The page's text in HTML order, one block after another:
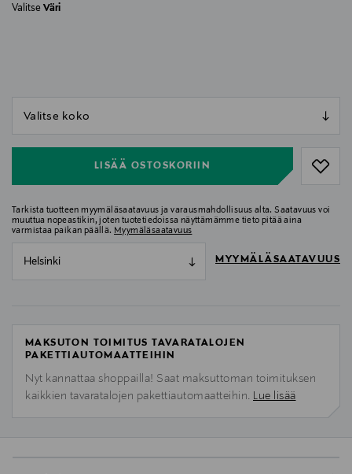
Valitse Väri
LISÄÄ OSTOSKORIIN
Tarkista tuotteen myymäläsaatavuus ja varausmahdollisuus alta. Saatavuus voi
muuttua nopeastikin, joten tuotetiedoissa näyttämämme tieto pitää aina
varmistaa paikan päällä. Myymäläsaatavuus
Helsinki MYYMÄLÄSAATAVUUS
MAKSUTON TOIMITUS TAVARATALOJEN
PAKETTIAUTOMAATTEIHIN
Nyt kannattaa shoppailla! Saat maksuttoman toimituksen
kaikkien tavaratalojen pakettiautomaatteihin. Lue lisää